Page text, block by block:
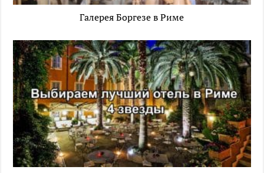
Галерея Боргезе в Риме